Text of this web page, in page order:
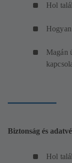
Hol
Magán
Biztonság és
Hol